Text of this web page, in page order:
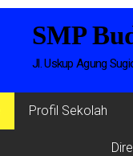
SMP
Jl. Uskup Agung
Profil Sekolah